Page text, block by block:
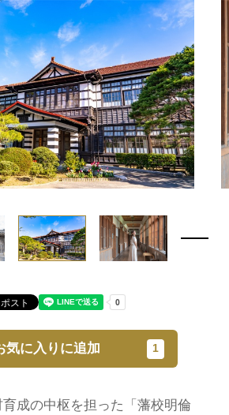
成の中枢を担った「藩校明倫
気に入りに追加